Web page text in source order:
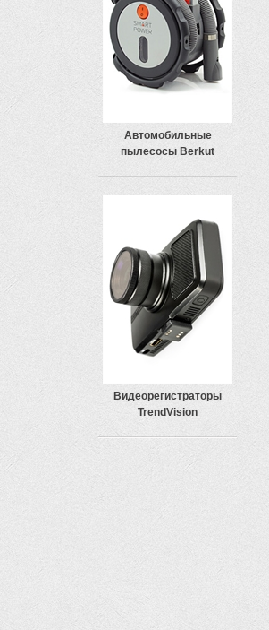
Автомобильные
пылесосы Berkut
Видеорегистраторы
TrendVision